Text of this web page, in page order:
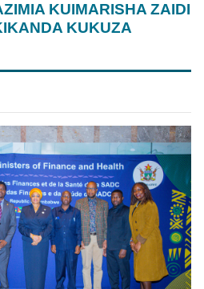
KUIMARISHA ZAIDI
KUKUZA